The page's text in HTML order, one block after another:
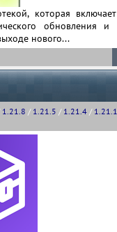
которая
обновления и
нового...
1.21.8 / 1.21.5 / 1.21.4 / 1.21.1